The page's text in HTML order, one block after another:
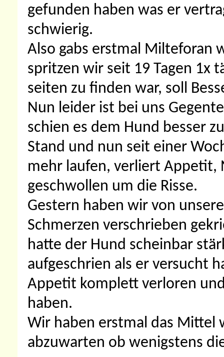
gefunden haben was er
schwierig.
Also gabs erstmal Milteforan
spritzen wir seit 19 Tagen 1x
seiten zu finden war, soll
Nun leider ist bei uns
schien es dem Hund besser
Stand und nun seit einer
mehr laufen, verliert Appetit,
geschwollen um die Risse.
Gestern haben wir von
Schmerzen verschrieben
hatte der Hund scheinbar
aufgeschrien als er versucht
Appetit komplett verloren
haben.
Wir haben erstmal das Mittel
abzuwarten ob wenigstens